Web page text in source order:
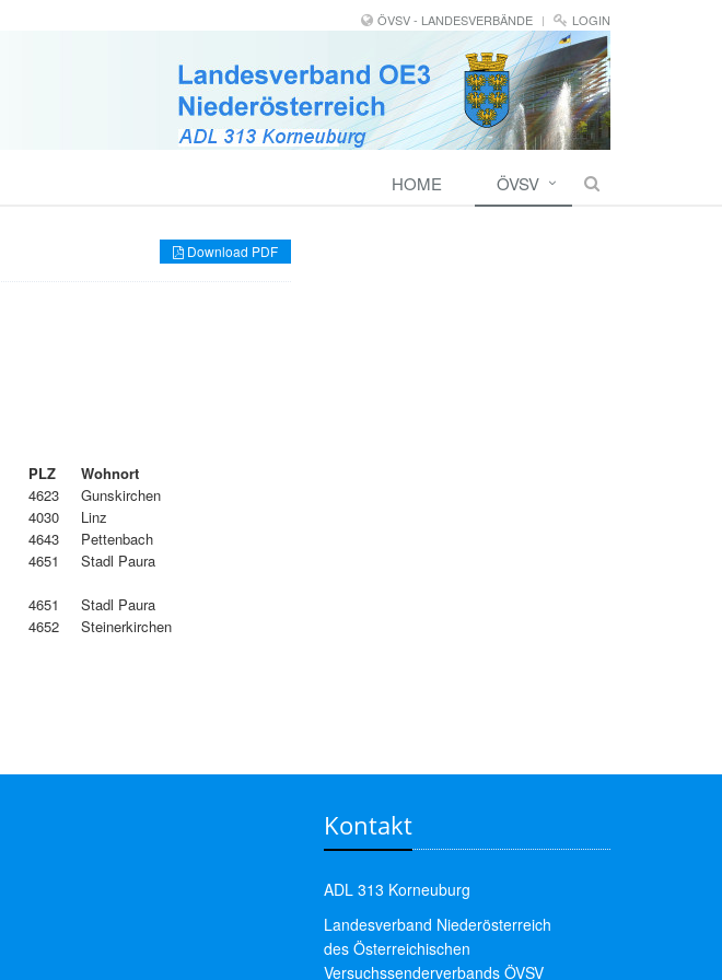
ÖVSV - LANDESVERBÄNDE LOGIN
HOME ÖVSV
Download PDF
PLZ
Wohnort
4623
Gunskirchen
4030
Linz
4643
Pettenbach
4651 Stadl Paura
4651
Stadl Paura
4652 Steinerkirchen
Kontakt
ADL 313 Korneuburg
Landesverband Niederösterreich
des Österreichischen
Versuchssenderverbands ÖVSV